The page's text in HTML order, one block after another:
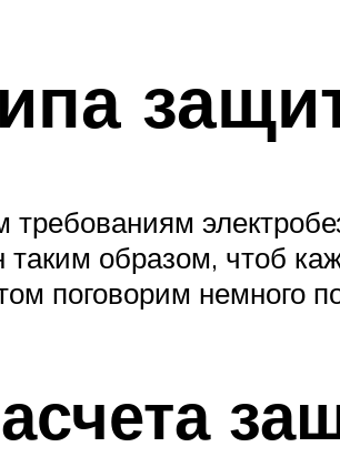
образом, чтоб
поговорим немного